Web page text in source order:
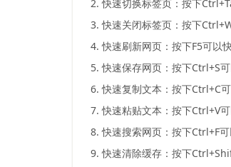
2. 快速切换标签页：按下
3. 快速关闭标签页：按下
4. 快速刷新网页：按下F5可以
5. 快速保存网页：按下Ctrl+S
6. 快速复制文本：按下Ctrl+C
7. 快速粘贴文本：按下Ctrl+V
8. 快速搜索网页：按下Ctrl+F
9. 快速清除缓存：按下